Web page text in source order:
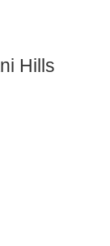
Hills